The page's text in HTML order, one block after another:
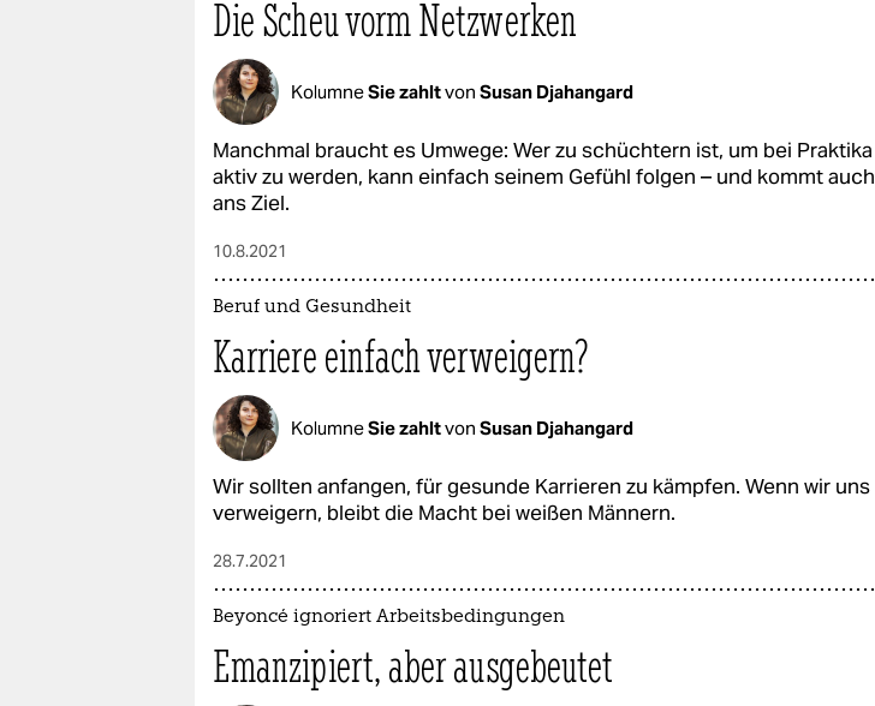
Die Scheu vorm Netzwerken
KolumneSie zahltvon Susan Djahangard
Manchmal braucht es Umwege: Wer zu schüchtern ist, um bei Praktika
aktiv zu werden, kann einfach seinem Gefühl folgen – und kommt auch
ans Ziel.
10.8.2021
Beruf und Gesundheit
Karriere einfach verweigern?
KolumneSie zahltvon Susan Djahangard
Wir sollten anfangen, für gesunde Karrieren zu kämpfen. Wenn wir uns
verweigern, bleibt die Macht bei weißen Männern.
28.7.2021
Beyoncé ignoriert Arbeitsbedingungen
Emanzipiert, aber ausgebeutet